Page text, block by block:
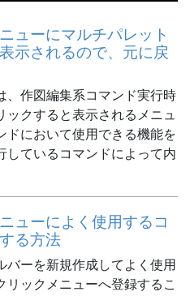
ューにマルチパレット
示されるので、元に戻
、作図編集系コマンド実行時
クすると表示されるメニュ
ドにおいて使用できる機能を
しているコマンドによって内
ューによく使用するコ
る方法
バーを新規作成してよく使用
ックメニューへ登録するこ